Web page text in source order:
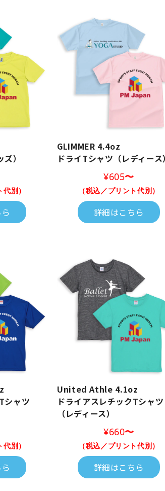
）
別）
GLIMMER 4.4oz
ドライTシャツ（レディース
¥605〜
（税込／プリント代別）
詳細はこちら
シャツ
別）
United Athle 4.1oz
ドライアスレチックTシャツ
（レディース）
¥660〜
（税込／プリント代別）
詳細はこちら